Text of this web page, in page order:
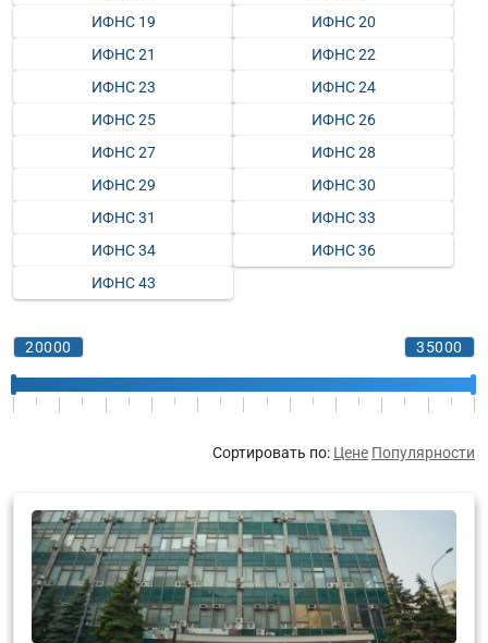
ИФНС 19
ИФНС 20
ИФНС 21
ИФНС 22
ИФНС 23
ИФНС 24
ИФНС 25
ИФНС 26
ИФНС 27
ИФНС 28
ИФНС 29
ИФНС 30
ИФНС 31
ИФНС 33
ИФНС 34
ИФНС 36
ИФНС 43
Сортировать по: Цене Популярности